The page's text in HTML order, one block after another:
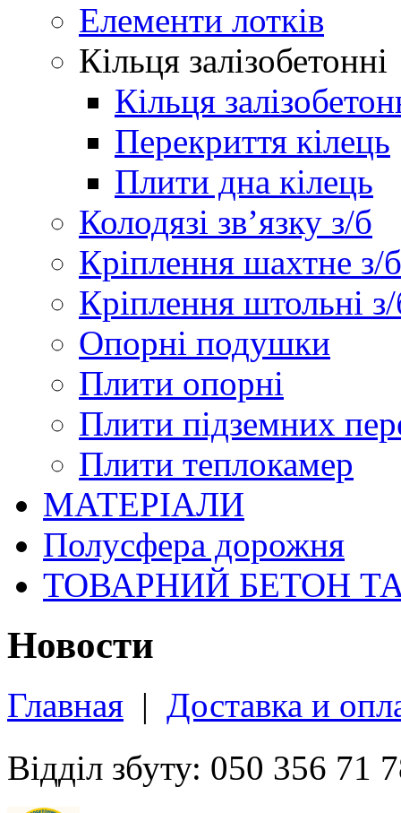
Елементи лотків
Кільця залізобетонні
Кільця
Перекриття кілець
Плити дна кілець
Колодязі зв’язку з/б
Кріплення шахтне з/б
Кріплення штольні
Опорні подушки
Плити опорні
Плити підземних
Плити теплокамер
МАТЕРІАЛИ
Полусфера дорожня
ТОВАРНИЙ БЕТОН
Новости
Главная | Доставка и
Відділ збуту: 050 356 71